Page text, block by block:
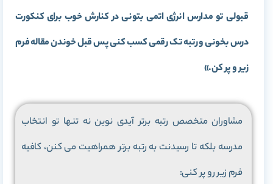
قبولی تو مدارس انرژی اتمی بتونی در کنارش خوب برای کنکورت
درس بخونی و رتبه تک رقمی کسب کنی پس قبل خوندن مقاله فرم
زیر و پر کن.»
مشاوران متخصص رتبه برتر آیدی نوین نه تنها تو انتخاب
مدرسه بلکه تا رسیدنت به رتبه برتر همراهیت می کنن، کافیه
فرم زیر رو پر کنی: